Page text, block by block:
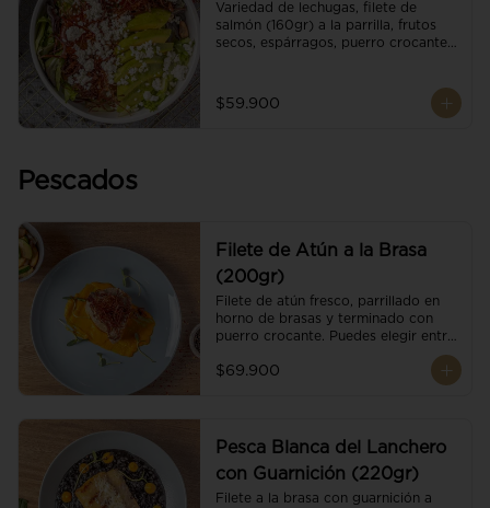
Variedad de lechugas, filete de
salmón (160gr) a la parrilla, frutos
secos, espárragos, puerro crocante,
$59.900
Pescados
Filete de Atún a la Brasa
(200gr)
Filete de atún fresco, parrillado en
horno de brasas y terminado con
puerro crocante. Puedes elegir entre
$69.900
Pesca Blanca del Lanchero
con Guarnición (220gr)
Filete a la brasa con guarnición a